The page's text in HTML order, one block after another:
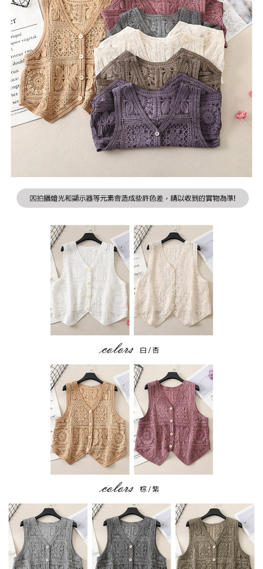
【「AFTEE先享後付」結帳流程】
１．於結帳方式選擇「AFTEE先享後付」後，將跳轉至「AFTEE先享後付」
結帳頁面，進行簡訊認證並確認金額後，即可完成結帳。
２．訂單成立數日內，您將收到繳費通知簡訊。
３．收到繳費通知簡訊後14天內，點擊此簡訊中的連結，可透過四大超商／
ATM／網路銀行／等多元方式進行付款，方視為交易完成。
※ 請注意：結帳手續完成當下不需立刻繳費，但若您需要取消訂單，請聯絡
購買商品的店家。未經商家同意取消之訂單仍視為有效，需透過AFTEE先享
後付繳納相關費用。
※ 交易是否成功請以「AFTEE先享後付 」之結帳頁面顯示為準，若有關於
是否繳費成功／繳費後需取消欲退款等相關疑問，請聯繫「AFTEE先享後付
客戶支援中心」
https://netprotections.freshdesk.com/support/home
１．透過由恩沛科技股份有限公司提供之「AFTEE先享後付」服務完成之交
２．關於個人資料處理事宜，請瀏覽以下網址：
https://aftee.tw/terms/#terms3
「AFTEE先享後付」，若未經同意申辦者引起之損失，本公司不負相關責
４．使用「AFTEE先享後付」時，將依據個別帳號之用戶狀況，依本公司即
時審查核予不同之上限額度；若仍有額度不足之情形，本公司將視審查結果
請求用戶進行身份認證。
５．嚴禁一人註冊多個帳號或使用他人資訊註冊。若發現惡意使用之情形，
恩沛科技股份有限公司將有權停止該用戶之使用額度並採取法律行動。
每筆NT$79，滿NT$599(含以上)免運費
付款後全家取貨
每筆NT$79，滿NT$599(含以上)免運費
7-11取貨付款
每筆NT$79，滿NT$1,000(含以上)免運費
付款後7-11取貨
每筆NT$79，滿NT$1,000(含以上)免運費
每筆NT$90，滿NT$1,000(含以上)免運費
每筆NT$100，滿NT$1,500(含以上)免運費